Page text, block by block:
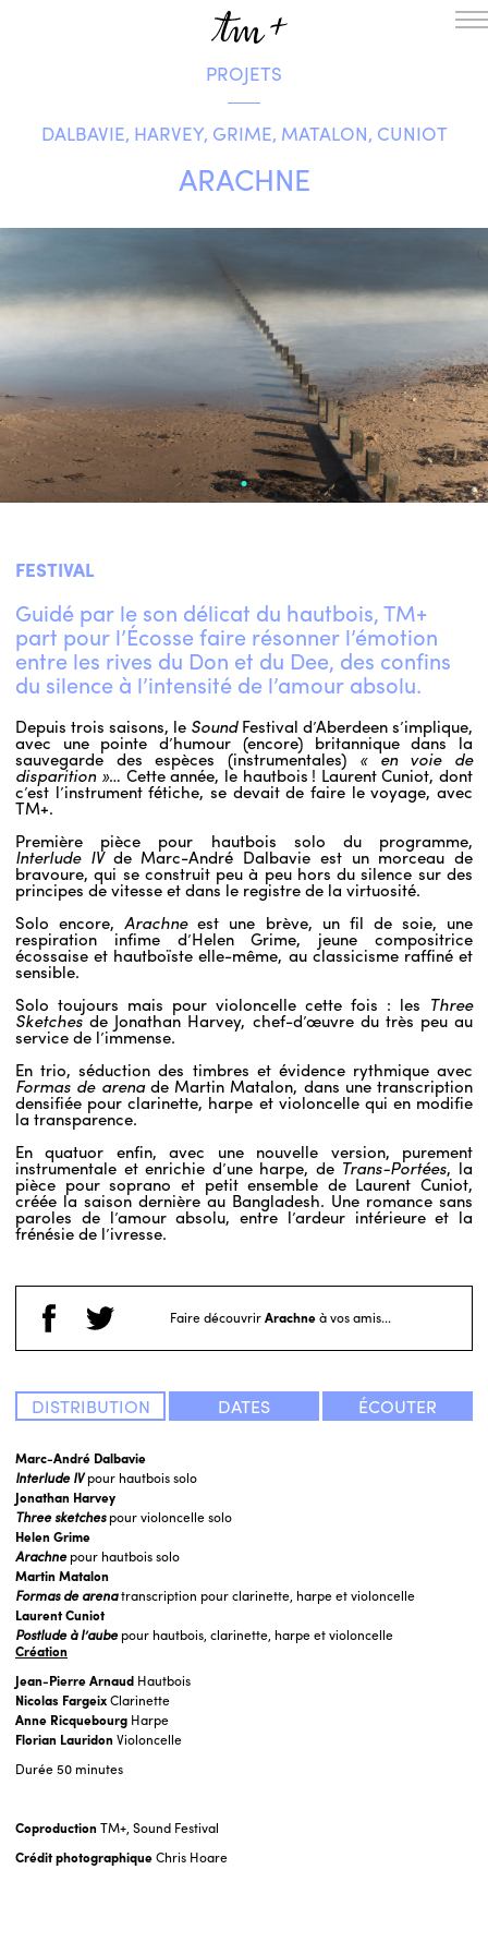
L’ENSEMBLE
SAISON
A LA UNE
MÉDIATION
ENGLISH
NEWSLETTER
CONTACTS
AGENDA
PROJETS
DALBAVIE, HARVEY, GRIME, MATALON, CUNIOT
ARACHNE
Marc-André Dalbavie
Interlude IVpour hautbois solo
Jonathan Harvey
Three sketchespour violoncelle solo
Helen Grime
Arachnepour hautbois solo
Martin Matalon
Formas de arenatranscription pour clarinette, harpe et violoncelle
Laurent Cuniot
Postlude à l’aubepour hautbois, clarinette, harpe et violoncelle
Création
Jean-Pierre Arnaud Hautbois
Nicolas FargeixClarinette
Anne Ricquebourg Harpe
Florian Lauridon Violoncelle
Durée50 minutes
FESTIVAL
Guidé par le son délicat du hautbois, TM+
part pour l’Écosse faire résonner l’émotion
entre les rives du Don et du Dee, des confins
du silence à l’intensité de l’amour absolu.
Depuis trois saisons, le SoundFestival d’Aberdeen s’implique,
avec une pointe d’humour (encore) britannique dans la
sauvegarde des espèces (instrumentales) « en voie de
disparition »… Cette année, le hautbois ! Laurent Cuniot, dont
c’est l’instrument fétiche, se devait de faire le voyage, avec
TM+.
Première pièce pour hautbois solo du programme,
Interlude IVde Marc-André Dalbavie est un morceau de
bravoure, qui se construit peu à peu hors du silence sur des
principes de vitesse et dans le registre de la virtuosité.
Solo encore,Arachneest une brève, un fil de soie, une
respiration infime d’Helen Grime, jeune compositrice
écossaise et hautboïste elle-même, au classicisme raffiné et
sensible.
Solo toujours mais pour violoncelle cette fois : les Three
Sketchesde Jonathan Harvey, chef-d’œuvre du très peu au
service de l’immense.
En trio, séduction des timbres et évidence rythmique avec
Formas de arenade Martin Matalon, dans une transcription
densifiée pour clarinette, harpe et violoncelle qui en modifie
la transparence.
En quatuor enfin, avec une nouvelle version, purement
instrumentale et enrichie d’une harpe, de Trans-Portées, la
pièce pour soprano et petit ensemble de Laurent Cuniot,
créée la saison dernière au Bangladesh. Une romance sans
paroles de l’amour absolu, entre l’ardeur intérieure et la
frénésie de l’ivresse.
Faire découvrirArachneà vos amis...
DISTRIBUTION DATES ÉCOUTER
Coproduction TM+, Sound Festival
Crédit photographiqueChris Hoare